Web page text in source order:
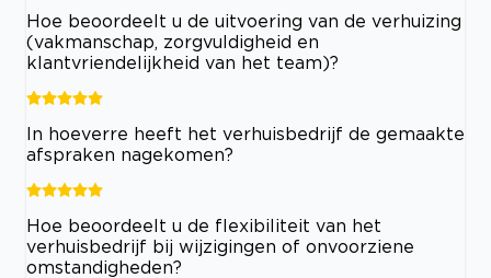
Hoe beoordeelt u de uitvoering van de verhuizing
(vakmanschap, zorgvuldigheid en
klantvriendelijkheid van het team)?
In hoeverre heeft het verhuisbedrijf de gemaakte
afspraken nagekomen?
Hoe beoordeelt u de flexibiliteit van het
verhuisbedrijf bij wijzigingen of onvoorziene
omstandigheden?